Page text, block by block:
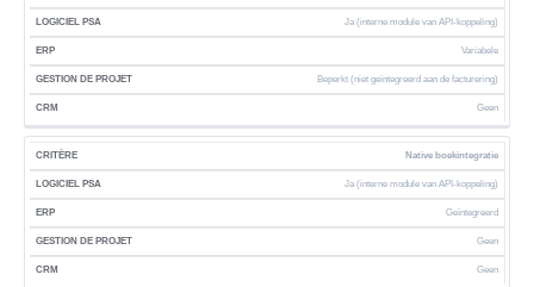
Ja (interne module van API-koppeling)
Variabele
Beperkt (niet geïntegreerd aan de facturering)
Geen
Native boekintegratie
Ja (interne module van API-koppeling)
Geïntegreerd
Geen
Geen